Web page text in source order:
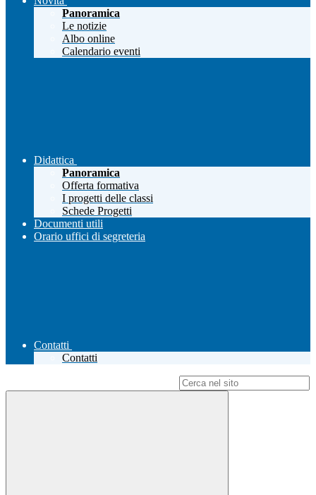
Panoramica
Le notizie
Albo online
Calendario eventi
Didattica
Panoramica
Offerta formativa
I progetti delle classi
Schede Progetti
Documenti utili
Orario uffici di segreteria
Contatti
Contatti